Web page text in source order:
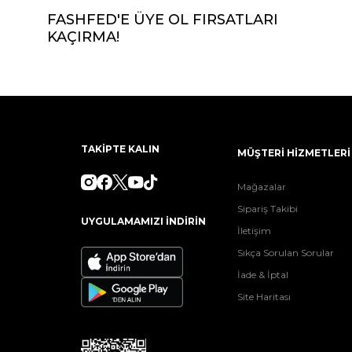
FASHFED'E ÜYE OL FIRSATLARI
KAÇIRMA!
TAKİPTE KALIN
UYGULAMAMIZI İNDİRİN
MÜŞTERİ HİZMETLERİ
Mağazalar
Sipariş Takibi
İletişim
Sıkça Sorulan Sorular
İade & İptal
Site Haritası